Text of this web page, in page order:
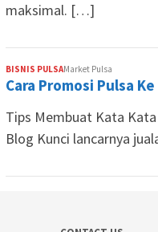
maksimal. […]
BISNIS PULSAMarket Pulsa
Cara Promosi Pulsa
Tips Membuat Kata
Blog Kunci lancarnya